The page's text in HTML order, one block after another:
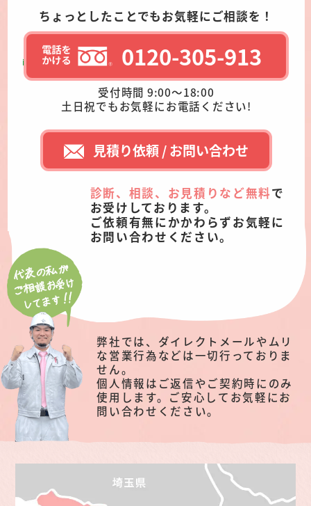
ちょっとしたことでもお気軽にご相談を！
0120-305-913
受付時間 9:00～18:00
土日祝でもお気軽にお電話ください!
見積り依頼 / お問い合わせ
診断、相談、お見積りなど無料で
お受けしております。
ご依頼有無にかかわらずお気軽に
お問い合わせください。
弊社では、ダイレクトメールやムリ
な営業行為などは一切行っておりま
せん。
個人情報はご返信やご契約時にのみ
使用します。ご安心してお気軽にお
問い合わせください。